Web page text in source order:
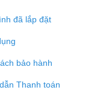
đã lắp đặt
bảo hành
Thanh toán